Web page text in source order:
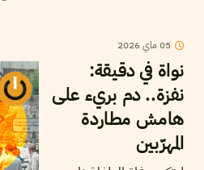
05ماي2026
نواة في دقيقة:
نفزة.. دم بريء على
هامش مطاردة
المهرّبين